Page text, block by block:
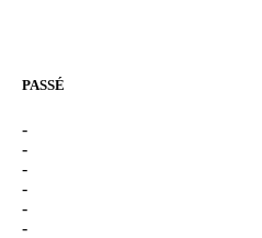
PASSÉ
-
-
-
-
-
-